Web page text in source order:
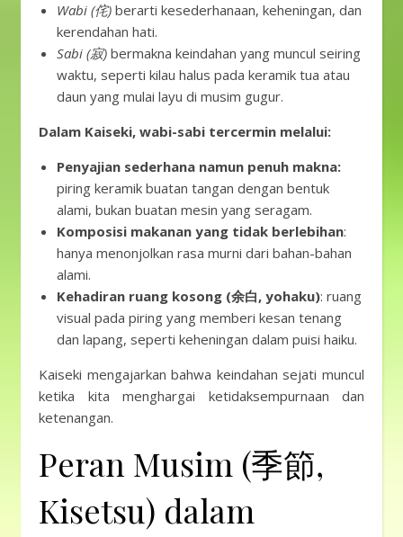
Wabi (侘) berarti kesederhanaan, keheningan, dan
kerendahan hati.
Sabi (寂) bermakna keindahan yang muncul seiring
waktu, seperti kilau halus pada keramik tua atau
daun yang mulai layu di musim gugur.
Dalam Kaiseki, wabi-sabi tercermin melalui:
Penyajian sederhana namun penuh makna:
piring keramik buatan tangan dengan bentuk
alami, bukan buatan mesin yang seragam.
Komposisi makanan yang tidak berlebihan:
hanya menonjolkan rasa murni dari bahan-bahan
alami.
Kehadiran ruang kosong (余白, yohaku): ruang
visual pada piring yang memberi kesan tenang
dan lapang, seperti keheningan dalam puisi haiku.
Kaiseki mengajarkan bahwa keindahan sejati muncul
ketika kita menghargai ketidaksempurnaan dan
ketenangan.
Peran Musim (季節,
Kisetsu) dalam